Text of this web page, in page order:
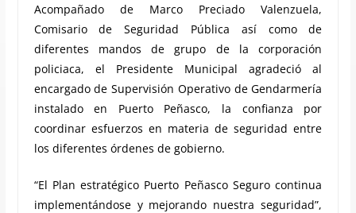
Acompañado de Marco Preciado Valenzuela,
Comisario de Seguridad Pública así como de
diferentes mandos de grupo de la corporación
policiaca, el Presidente Municipal agradeció al
encargado de Supervisión Operativo de Gendarmería
instalado en Puerto Peñasco, la confianza por
coordinar esfuerzos en materia de seguridad entre
los diferentes órdenes de gobierno.
“El Plan estratégico Puerto Peñasco Seguro continua
implementándose y mejorando nuestra seguridad”,